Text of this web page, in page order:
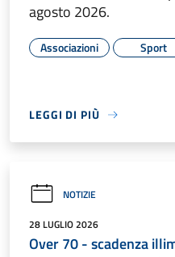
agosto 2026.
Associazioni Sport
LEGGI DI PIÙ
NOTIZIE
28 LUGLIO 2026
Over 70 - scadenza